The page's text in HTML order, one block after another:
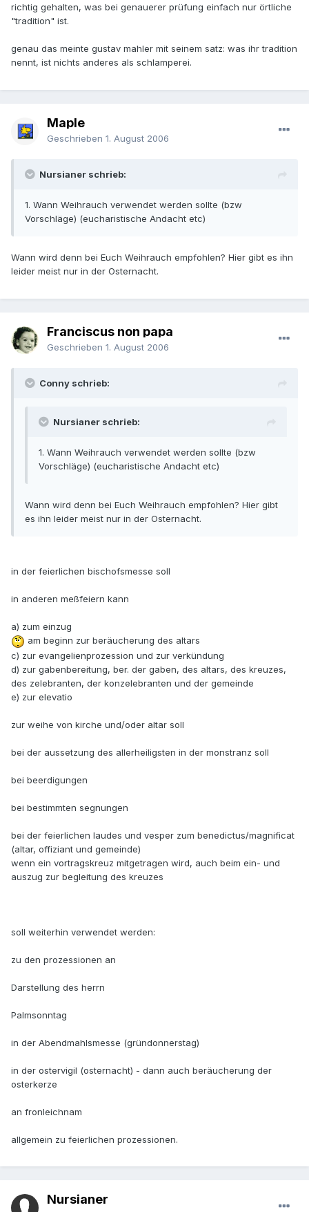
richtig gehalten, was bei genauerer prüfung einfach nur örtliche
"tradition" ist.
genau das meinte gustav mahler mit seinem satz: was ihr tradition
nennt, ist nichts anderes als schlamperei.
Maple
Geschrieben 1. August 2006
Nursianer schrieb:
1. Wann Weihrauch verwendet werden sollte (bzw
Vorschläge) (eucharistische Andacht etc)
Wann wird denn bei Euch Weihrauch empfohlen? Hier gibt es ihn
leider meist nur in der Osternacht.
Franciscus non papa
Geschrieben 1. August 2006
Conny schrieb:
Nursianer schrieb:
1. Wann Weihrauch verwendet werden sollte (bzw
Vorschläge) (eucharistische Andacht etc)
Wann wird denn bei Euch Weihrauch empfohlen? Hier gibt
es ihn leider meist nur in der Osternacht.
in der feierlichen bischofsmesse soll
in anderen meßfeiern kann
a) zum einzug
am beginn zur beräucherung des altars
c) zur evangelienprozession und zur verkündung
d) zur gabenbereitung, ber. der gaben, des altars, des kreuzes,
des zelebranten, der konzelebranten und der gemeinde
e) zur elevatio
zur weihe von kirche und/oder altar soll
bei der aussetzung des allerheiligsten in der monstranz soll
bei beerdigungen
bei bestimmten segnungen
bei der feierlichen laudes und vesper zum benedictus/magnificat
(altar, offiziant und gemeinde)
wenn ein vortragskreuz mitgetragen wird, auch beim ein- und
auszug zur begleitung des kreuzes
soll weiterhin verwendet werden:
zu den prozessionen an
Darstellung des herrn
Palmsonntag
in der Abendmahlsmesse (gründonnerstag)
in der ostervigil (osternacht) - dann auch beräucherung der
osterkerze
an fronleichnam
allgemein zu feierlichen prozessionen.
Nursianer